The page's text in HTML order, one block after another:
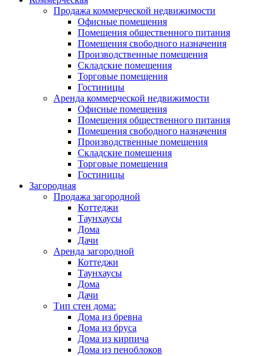
Продажа коммерческой недвижимости
Офисные помещения
Помещения общественного питания
Помещения свободного назначения
Производственные помещения
Складские помещения
Торговые помещения
Гостиницы
Аренда коммерческой недвижимости
Офисные помещения
Помещения общественного питания
Помещения свободного назначения
Производственные помещения
Складские помещения
Торговые помещения
Гостиницы
Загородная
Продажа загородной
Коттеджи
Таунхаусы
Дома
Дачи
Аренда загородной
Коттеджи
Таунхаусы
Дома
Дачи
Тип стен дома:
Дома из бревна
Дома из бруса
Дома из кирпича
Дома из пеноблоков